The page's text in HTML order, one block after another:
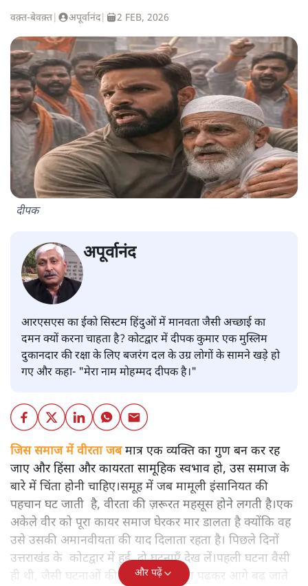
वक़्त-बेवक़्त अपूर्वानंद| 2 FEB, 2026
दीपक
अपूर्वानंद
आरएसएस का ईको सिस्टम हिंदुओं में मानवता जैसी अच्छाई का
दमन क्यों करना चाहता है? कोटद्वार में दीपक कुमार एक मुस्लिम
दुकानदार की रक्षा के लिए बजरंग दल के उग्र लोगों के सामने खड़े हो
गए और कहा- "मेरा नाम मोहम्मद दीपक है।"
जिस समाज में वीरता जबमात्र एक व्यक्ति का गुण बन कर रह
जाए और हिंसा और कायरता सामूहिक स्वभाव हो, उस समाज के
बारे में चिंता होनी चाहिए।समूह में जब मामूली इंसानियत की
पहचान घट जाती है, वीरता की ज़रूरत महसूस होने लगती है।एक
अकेले वीर को पूरा कायर समाज घेरकर मार डालता है क्योंकि वह
उसे उसकी अमानवीयता की याद दिलाता रहता है। पिछले दिनों
उत्तराखंड के कोटद्वार में हुई दो घटनाएँ देख लें।पहली घटना वैसी
ही थी, जैसी घटनाओं की खबर हम रोज़ाना पढ़कर आगे बढ़ जाते
और पढ़ें